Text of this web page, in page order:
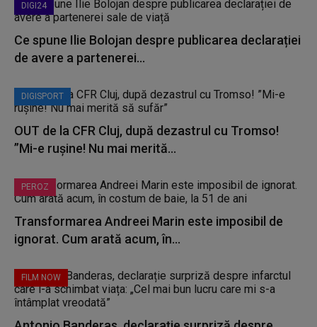
DIGI24
Ce spune Ilie Bolojan despre publicarea declarației
de avere a partenerei...
DIGISPORT
OUT de la CFR Cluj, după dezastrul cu Tromso!
”Mi-e rușine! Nu mai merită...
PEROZ
Transformarea Andreei Marin este imposibil de
ignorat. Cum arată acum, în...
FILM NOW